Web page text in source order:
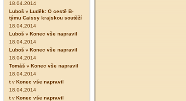
18.04.2014
Luboš v Luděk: O cestě B-
týmu Caissy krajskou soutěží
18.04.2014
Luboš v Konec vše napravil
18.04.2014
Luboš v Konec vše napravil
18.04.2014
Tomáš v Konec vše napravil
18.04.2014
tv Konec vše napravil
18.04.2014
tv Konec vše napravil